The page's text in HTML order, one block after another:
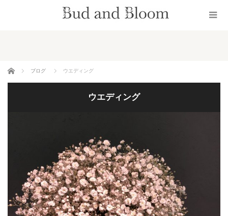
ホーム ブログ ウエディング
ウエディング